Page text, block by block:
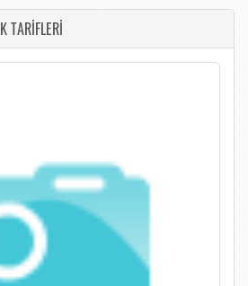
TARİFLERİ